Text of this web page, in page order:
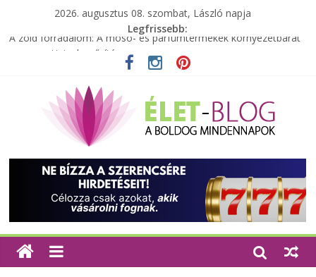
2026. augusztus 08. szombat, László napja
Legfrissebb:
A zöld forradalom: A mosó- és parfümtermékek környezetbarát
szempontjainak erősítése
Elérhető zöld energia mindenki számára
Tartalék ajándék, amit szívesen megtartasz magadnak
Különleges tömörfa ládák Indiából